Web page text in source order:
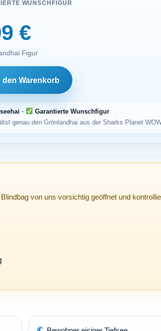
WUNSCHFIGUR
€
Figur
den Warenkorb
·
Garantierte Wunschfigur
genau den Grönlandhai aus der Sharks Planet
von uns vorsichtig geöffnet und